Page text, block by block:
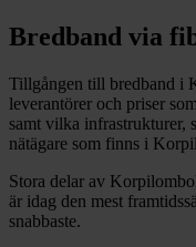
Bredband via
Tillgången till bredband i
leverantörer och priser
samt vilka infrastrukturer,
nätägare som finns i
Stora delar av
är idag den mest
snabbaste.